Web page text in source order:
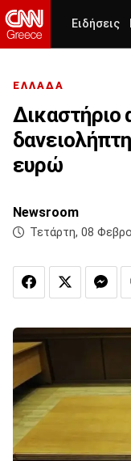
Ειδήσεις
ΕΛΛΑΔΑ
Δικαστήριο
ευρώ
Newsroom
Τετάρτη, 08